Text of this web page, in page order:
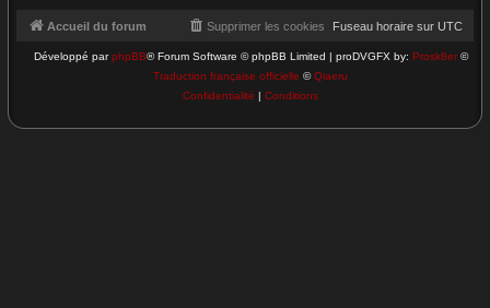
Accueil du forum Fuseau horaire sur UTC
Supprimer les cookies
Développé parphpBB® Forum Software © phpBB Limited | proDVGFX by: Prosk8er©
Traduction française officielle ©Qiaeru
Confidentialité | Conditions